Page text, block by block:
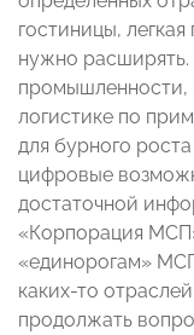
гостиницы,
нужно расширять.
промышленности,
логистике по
для бурного
цифровые
достаточной
«Корпорация
«единорогам»
каких-то
продолжать